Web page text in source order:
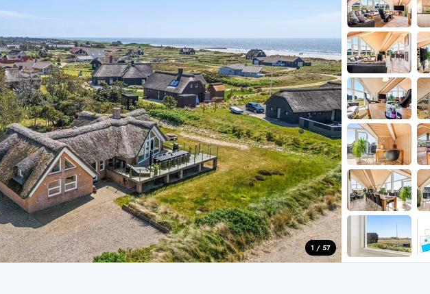
Ferienhaus für 6 Personen
Ferienhäuser
Ferienhäuser
Ferienhäuser
Ferienhäuser Hvide SandeFerienhäuser Sondervig
Ferienhäuser Ho
Ferienhäuser Houstrup
Ferienhäuser Houvig
Ferienhäuser auf Holmsland Klit
Ferienhäuser in Holmsland
Ferienhäuser Hvide Sande
Ferienhäuser Jegum
Ferienhäuser Klegod
Ferienhäuser Lodbjerg Hede
Ferienhäuser Nr. Lyngvig
Ferienhäuser in
Ferienhäuser
Ferienhäuser
Ferienhäuser
Ferienhäuser
Ferienhäuser in
Ferienhäuser
Ferienhäuser
Ferienhäuser
1 / 57